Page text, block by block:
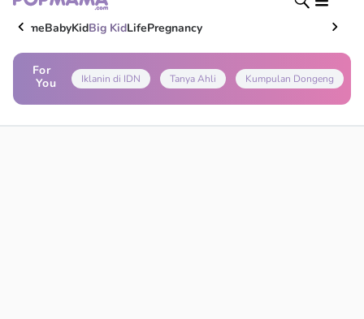
HomeBabyKidBig KidLifePregnancy
For
You
Iklanin di IDN Tanya Ahli Kumpulan Dongeng